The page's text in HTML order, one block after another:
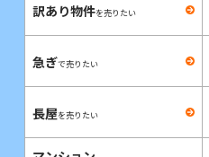
訳あり物件を売りたい
急ぎで売りたい
長屋を売りたい